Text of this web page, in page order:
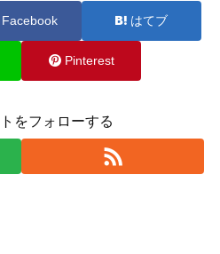
Facebook はてブ
Pinterest
をフォローする